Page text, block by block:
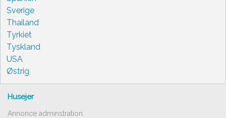
Sverige
Thailand
Tyrkiet
Tyskland
USA
Østrig
Husejer
Annonce adminstration